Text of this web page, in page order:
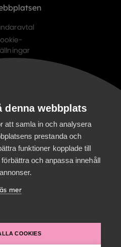
Cloud
Finland
denna webbplats
att samla in och analysera
prestanda och
funktioner kopplade till
och anpassa innehåll
mer
COOKIES